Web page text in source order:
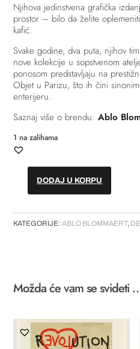
Njihova jedinstvena grafička
prostor – bilo da želite
kafić.
Svake godine, dva puta, njihov
nove kolekcije u sopstvenom
ponosom predstavljaju na
Objet u Parizu, što ih čini
enterijeru.
Saznaj više o brendu:Ablo
1 na zalihama
“Wero“
količina
DODAJ U KORPU
KATEGORIJE:ABLO BLOMMAERT,
Možda će vam se svideti